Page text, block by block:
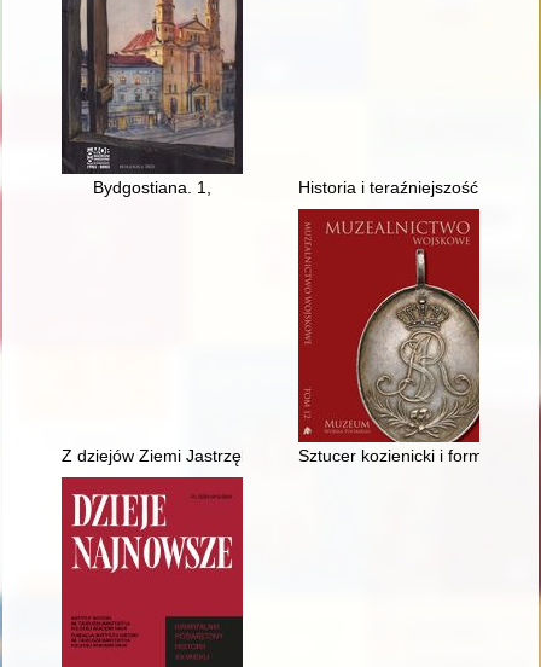
Bydgostiana. 1, Historia i teraźniejszość
Z dziejów Ziemi Jastrzębskiej : materiały z sesji naukowej w
Sztucer kozienicki i formacje